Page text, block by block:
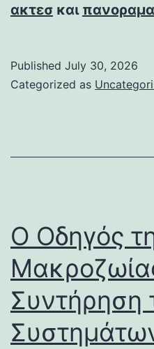
ακτεσ και πανοραμα
Published July 30, 2026
Categorized as
Ο Οδηγός
Συντήρηση